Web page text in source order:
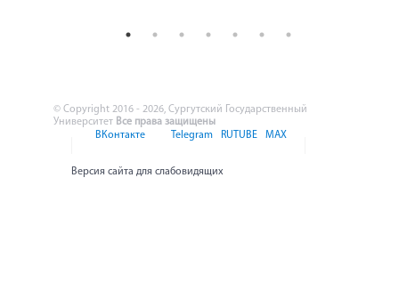
© Copyright 2016 - 2026, Сургутский Государственный
Университет Все права защищены
ВКонтакте
Telegram RUTUBE MAX
Версия сайта для слабовидящих